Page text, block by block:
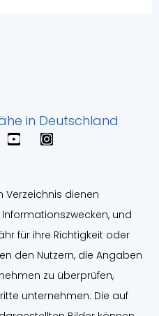
Y
o
b
e
I
n
g
r
a
m
Verzeichnis dienen
und
für ihre Richtigkeit oder
den Nutzern, die Angaben
zu überprüfen,
unternehmen. Die auf